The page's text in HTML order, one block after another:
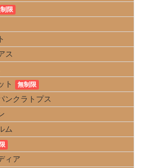
限
ス
ト
無制限
ンクラトプス
ム
ィア